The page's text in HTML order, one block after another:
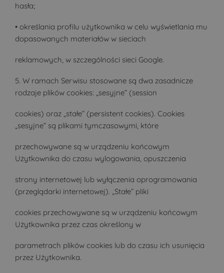
hasła;
• określania profilu użytkownika w celu wyświetlania mu
dopasowanych materiałów w sieciach
reklamowych, w szczególności sieci Google.
5. W ramach Serwisu stosowane są dwa zasadnicze
rodzaje plików cookies: „sesyjne” (session
cookies) oraz „stałe” (persistent cookies). Cookies
„sesyjne” są plikami tymczasowymi, które
przechowywane są w urządzeniu końcowym
Użytkownika do czasu wylogowania, opuszczenia
strony internetowej lub wyłączenia oprogramowania
(przeglądarki internetowej). „Stałe” pliki
cookies przechowywane są w urządzeniu końcowym
Użytkownika przez czas określony w
parametrach plików cookies lub do czasu ich usunięcia
przez Użytkownika.